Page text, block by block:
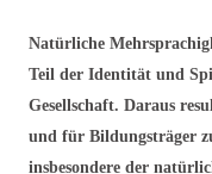
Natürliche
Teil der Identität und
Gesellschaft. Daraus
und für Bildungsträger
insbesondere der